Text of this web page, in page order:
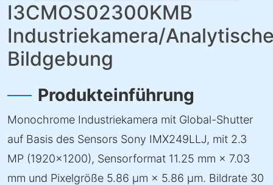
I3CMOS02300KMB
Industriekamera/
Bildgebung
Produkteinführung
Monochrome Industriekamera mit Global-Shutter
auf Basis des Sensors Sony IMX249LLJ, mit 2.3
MP (1920×1200), Sensorformat 11.25 mm × 7.03
mm und Pixelgröße 5.86 µm × 5.86 µm. Bildrate 30